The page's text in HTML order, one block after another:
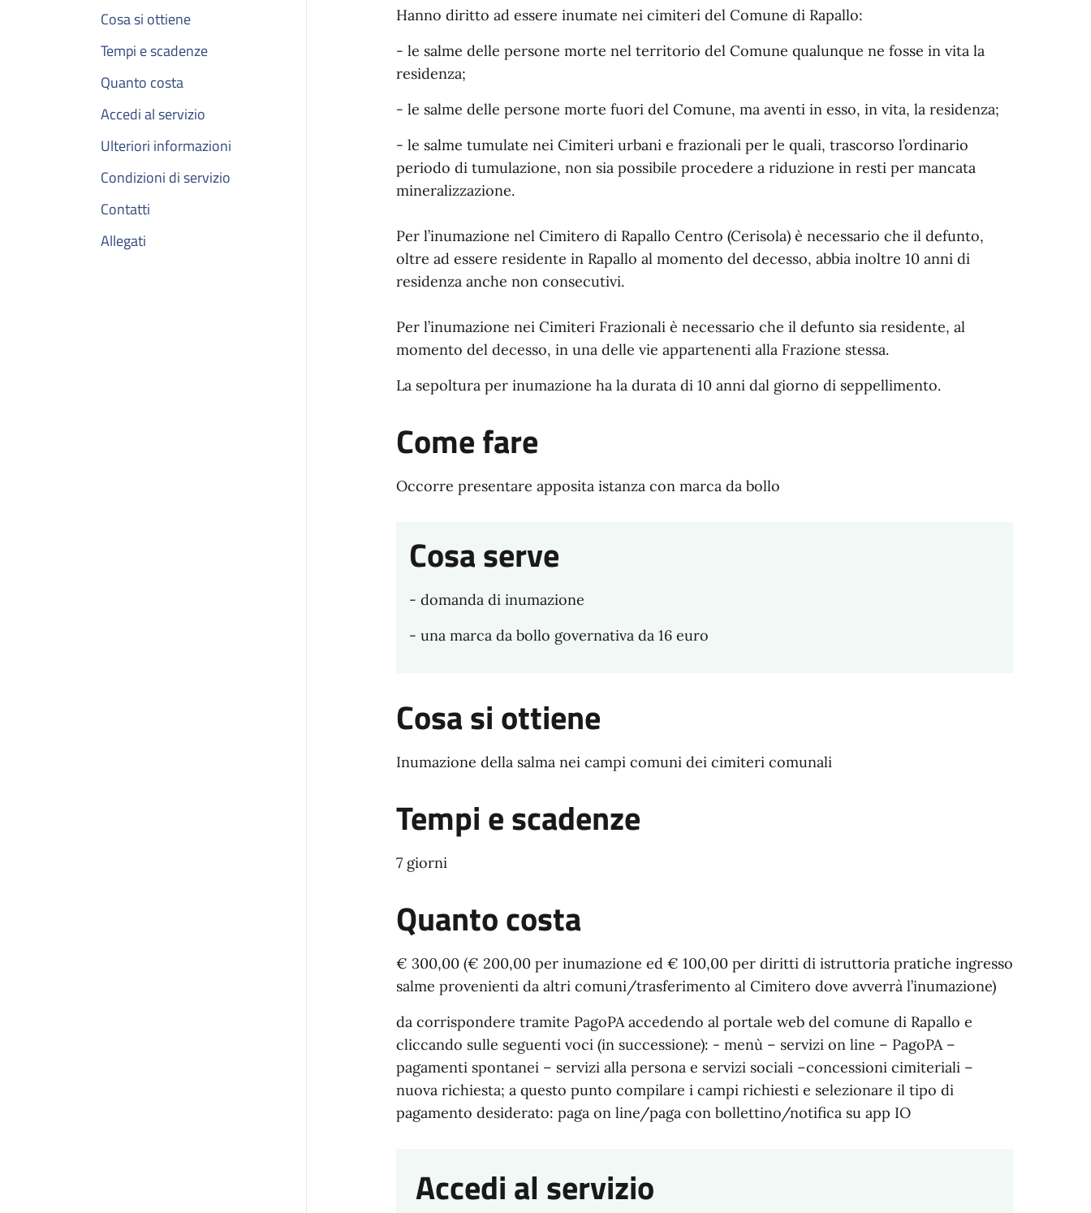
Cosa si ottiene
Tempi e scadenze
Quanto costa
Accedi al servizio
Ulteriori informazioni
Condizioni di servizio
Contatti
Allegati
Hanno diritto ad essere inumate nei cimiteri del Comune di Rapallo:
- le salme delle persone morte nel territorio del Comune qualunque ne fosse in vita la
residenza;
- le salme delle persone morte fuori del Comune, ma aventi in esso, in vita, la residenza;
- le salme tumulate nei Cimiteri urbani e frazionali per le quali, trascorso l’ordinario
periodo di tumulazione, non sia possibile procedere a riduzione in resti per mancata
mineralizzazione.
Per l’inumazione nel Cimitero di Rapallo Centro (Cerisola) è necessario che il defunto,
oltre ad essere residente in Rapallo al momento del decesso, abbia inoltre 10 anni di
residenza anche non consecutivi.
Per l’inumazione nei Cimiteri Frazionali è necessario che il defunto sia residente, al
momento del decesso, in una delle vie appartenenti alla Frazione stessa.
La sepoltura per inumazione ha la durata di 10 anni dal giorno di seppellimento.
Come fare
Occorre presentare apposita istanza con marca da bollo
Cosa serve
- domanda di inumazione
- una marca da bollo governativa da 16 euro
Cosa si ottiene
Inumazione della salma nei campi comuni dei cimiteri comunali
Tempi e scadenze
7 giorni
Quanto costa
€ 300,00 (€ 200,00 per inumazione ed € 100,00 per diritti di istruttoria pratiche ingresso
salme provenienti da altri comuni/trasferimento al Cimitero dove avverrà l’inumazione)
da corrispondere tramite PagoPA accedendo al portale web del comune di Rapallo e
cliccando sulle seguenti voci (in successione): - menù – servizi on line – PagoPA –
pagamenti spontanei – servizi alla persona e servizi sociali –concessioni cimiteriali –
nuova richiesta; a questo punto compilare i campi richiesti e selezionare il tipo di
pagamento desiderato: paga on line/paga con bollettino/notifica su app IO
Accedi al servizio